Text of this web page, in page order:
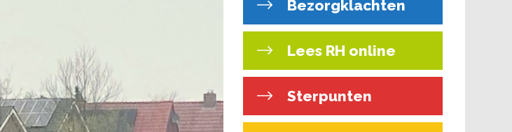
Bezorgklachten
Lees RH online
Sterpunten